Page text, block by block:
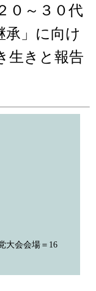
０～３０代
承」に向け
生きと報告
大会会場＝16